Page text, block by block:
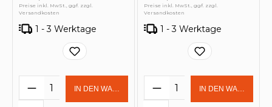
Preise inkl. MwSt., ggf. zzgl.
Versandkosten
1 - 3 Werktage
Produkt Anzahl: Gib den
IN DEN WARENKORB
Preise inkl. MwSt., ggf. zzgl.
Versandkosten
1 - 3 Werktage
Produkt Anzahl:
IN DEN